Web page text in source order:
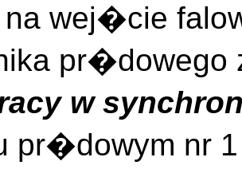
na wej�cie
pr�dowego
w
pr�dowym nr